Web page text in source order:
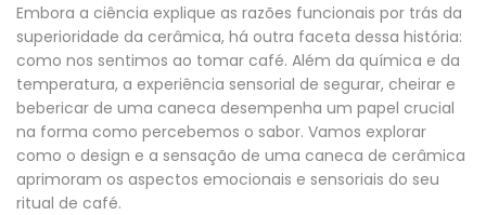
Embora a ciência explique as razões funcionais por trás da
superioridade da cerâmica, há outra faceta dessa história:
como nos sentimos ao tomar café. Além da química e da
temperatura, a experiência sensorial de segurar, cheirar e
bebericar de uma caneca desempenha um papel crucial
na forma como percebemos o sabor. Vamos explorar
como o design e a sensação de uma caneca de cerâmica
aprimoram os aspectos emocionais e sensoriais do seu
ritual de café.